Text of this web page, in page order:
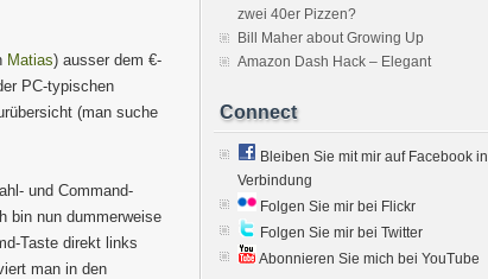
Matias) ausser dem €-
PC-typischen
(man suche
und Command-
bin nun dummerweise
Taste direkt links
man in den
zwei 40er Pizzen?
Bill Maher about Growing Up
Amazon Dash Hack – Elegant
Connect
Bleiben Sie mit mir auf Facebook in
Verbindung
Folgen Sie mir bei Flickr
Folgen Sie mir bei Twitter
Abonnieren Sie mich bei YouTube